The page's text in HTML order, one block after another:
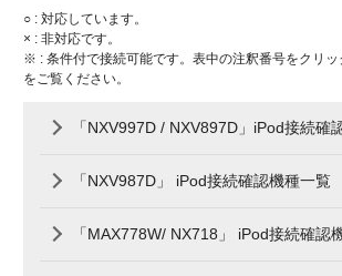
○ : 対応しています。
× : 非対応です。
※ : 条件付で接続可能です。表中の注釈番号をクリ
をご覧ください。
「NXV997D / NXV897D」iPod接続確
「NXV987D」 iPod接続確認機種一覧
「MAX778W/ NX718」 iPod接続確認